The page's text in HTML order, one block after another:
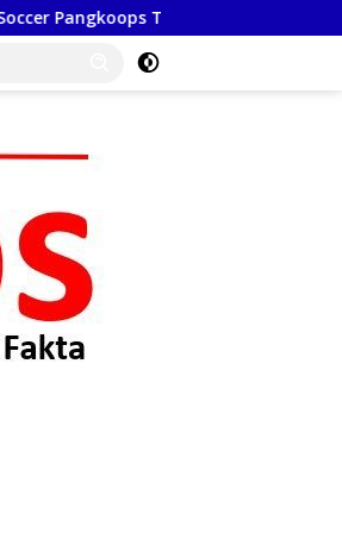
2026, Satukan TNI dan Masyarakat